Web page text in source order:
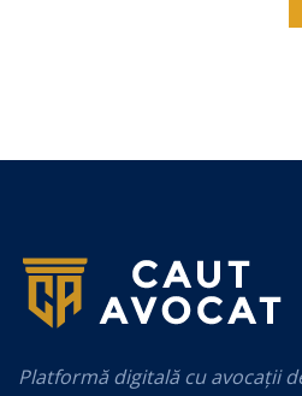
Platformă digitală cu avocații